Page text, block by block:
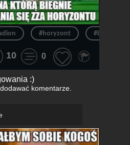
#horyzont #biegnie
10 0
:)
komentarze.